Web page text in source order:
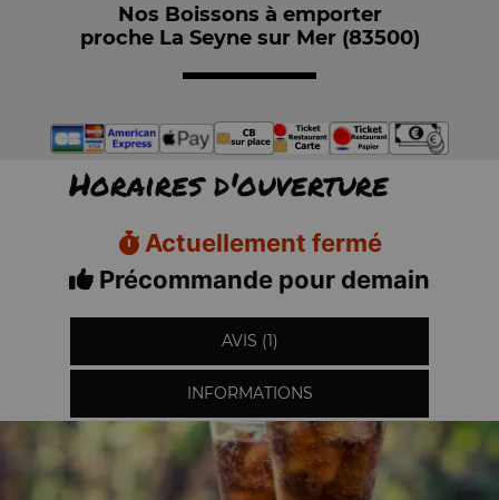
Nos Boissons à emporter
proche La Seyne sur Mer (83500)
Horaires d'ouverture
Actuellement fermé
Précommande pour demain
AVIS (1)
INFORMATIONS